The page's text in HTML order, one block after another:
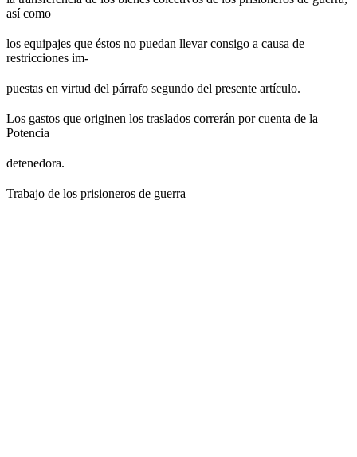
así como
los equipajes que éstos no puedan llevar consigo a causa de
restricciones im-
puestas en virtud del párrafo segundo del presente artículo.
Los gastos que originen los traslados correrán por cuenta de la
Potencia
detenedora.
Trabajo de los prisioneros de guerra